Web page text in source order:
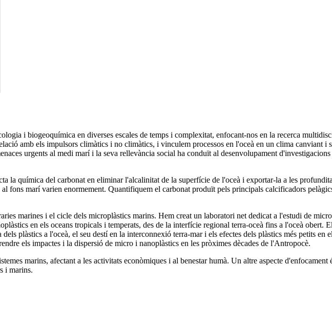
i biogeoquímica en diverses escales de temps i complexitat, enfocant-nos en la recerca
amb els impulsors climàtics i no climàtics, i vinculem processos en l'oceà en un clima canviant i
urgents al medi marí i la seva rellevància social ha conduït al desenvolupament
la química del carbonat en eliminar l'alcalinitat de la superfície de l'oceà i exportar-la a les
fons marí varien enormement. Quantifiquem el carbonat produït pels principals calcificadors
marines i el cicle dels microplàstics marins. Hem creat un laboratori net dedicat a l'estudi de
en els oceans tropicals i temperats, des de la interfície regional terra-oceà fins a l'oceà obert.
plàstics a l'oceà, el seu destí en la interconnexió terra-mar i els efectes dels plàstics més petits en
els impactes i la dispersió de micro i nanoplàstics en les pròximes dècades de l'Antropocè.
marins, afectant a les activitats econòmiques i al benestar humà. Un altre aspecte
i marins.